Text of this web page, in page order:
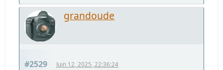
grandoude
#2529 Juin 12, 2025, 22:36:24